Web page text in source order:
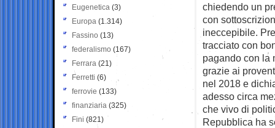
chiedendo un
con
ineccepibile.
tracciato con
pagando con la
grazie ai
nel 2018 e
adesso circa
che vivo di
Repubblica ha
Eugenetica (3)
Europa (1.314)
Fassino (13)
federalismo (167)
Ferrara (21)
Ferretti (6)
ferrovie (133)
finanziaria (325)
Fini (821)